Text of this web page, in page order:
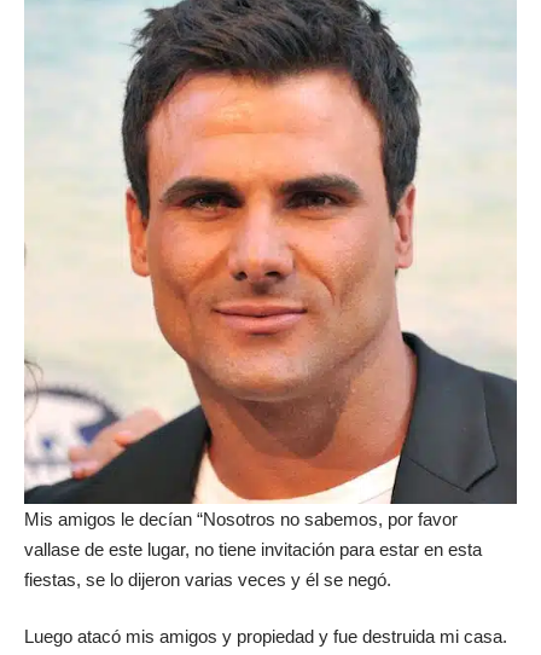
Mis amigos le decían “Nosotros no sabemos, por favor
vallase de este lugar, no tiene invitación para estar en esta
fiestas, se lo dijeron varias veces y él se negó.
Luego atacó mis amigos y propiedad y fue destruida mi casa.